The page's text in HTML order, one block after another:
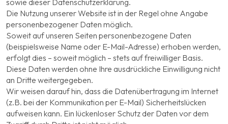
sowie dieser Datenschutzerklärung.
Die Nutzung unserer Website ist in der Regel ohne Angabe
personenbezogener Daten möglich.
Soweit auf unseren Seiten personenbezogene Daten
(beispielsweise Name oder E-Mail-Adresse) erhoben werden,
erfolgt dies – soweit möglich – stets auf freiwilliger Basis.
Diese Daten werden ohne Ihre ausdrückliche Einwilligung nicht
an Dritte weitergegeben.
Wir weisen darauf hin, dass die Datenübertragung im Internet
(z.B. bei der Kommunikation per E-Mail) Sicherheitslücken
aufweisen kann. Ein lückenloser Schutz der Daten vor dem